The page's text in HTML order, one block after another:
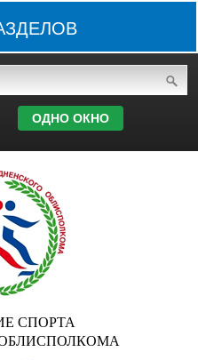
ОДНО ОКНО
СПОРТА